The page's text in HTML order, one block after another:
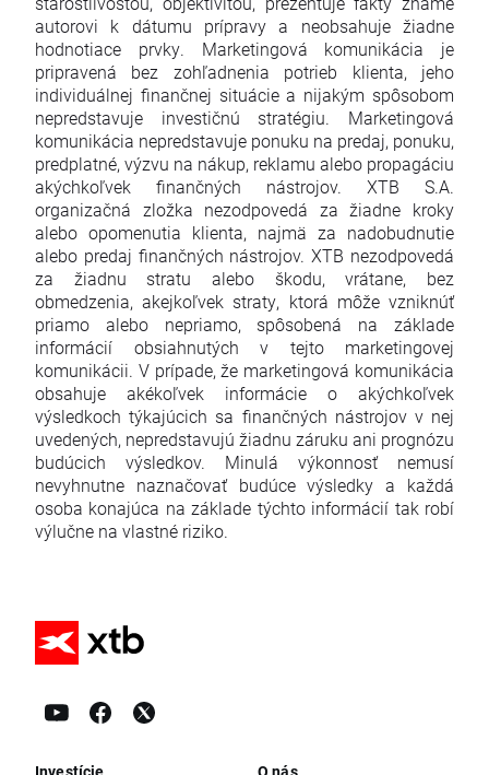
autorovi k dátumu prípravy a neobsahuje žiadne
hodnotiace prvky. Marketingová komunikácia je
pripravená bez zohľadnenia potrieb klienta, jeho
individuálnej finančnej situácie a nijakým spôsobom
nepredstavuje investičnú stratégiu. Marketingová
komunikácia nepredstavuje ponuku na predaj, ponuku,
predplatné, výzvu na nákup, reklamu alebo propagáciu
akýchkoľvek finančných nástrojov. XTB S.A.
organizačná zložka nezodpovedá za žiadne kroky
alebo opomenutia klienta, najmä za nadobudnutie
alebo predaj finančných nástrojov. XTB nezodpovedá
za žiadnu stratu alebo škodu, vrátane, bez
obmedzenia, akejkoľvek straty, ktorá môže vzniknúť
priamo alebo nepriamo, spôsobená na základe
informácií obsiahnutých v tejto marketingovej
komunikácii. V prípade, že marketingová komunikácia
obsahuje akékoľvek informácie o akýchkoľvek
výsledkoch týkajúcich sa finančných nástrojov v nej
uvedených, nepredstavujú žiadnu záruku ani prognózu
budúcich výsledkov. Minulá výkonnosť nemusí
nevyhnutne naznačovať budúce výsledky a každá
osoba konajúca na základe týchto informácií tak robí
výlučne na vlastné riziko.